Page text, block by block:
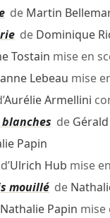
de Martin
de Dominique
Tostain mise en
Lebeau mise
Aurélie Armellini
de
Papin
d’Ulrich Hub mise
mouillé de
Nathalie Papin mise